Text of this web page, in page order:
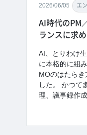
2026/06/05 エ
AI時代のPM
ランスに求
AI、とりわけ
に本格的に組
MOのはたらき
した。 かつて
理、議事録作成